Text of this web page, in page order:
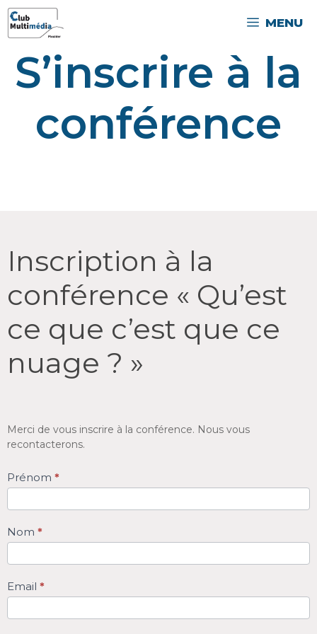
MENU
S’inscrire à la
conférence
conférence
« Qu’est
ce
que
nuage
Inscription à la
conférence « Qu’est
ce que c’est que ce
nuage ? »
Merci de vous inscrire à la conférence. Nous vous
recontacterons.
Prénom *
Nom *
Email *